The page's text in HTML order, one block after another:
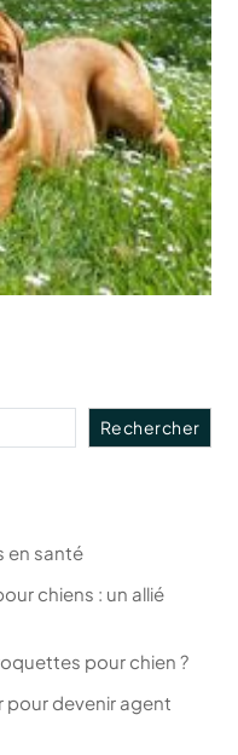
Rechercher
en santé
chiens : un allié
pour chien ?
pour devenir agent